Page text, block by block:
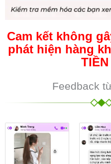
Cam kết không
phát hiện hàng
Feedback